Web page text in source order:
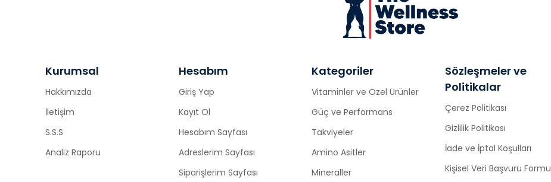
Kurumsal
Hakkımızda
İletişim
S.S.S
Analiz Raporu
Hesabım
Giriş Yap
Kayıt Ol
Hesabım Sayfası
Adreslerim Sayfası
Siparişlerim Sayfası
Kategoriler
Vitaminler ve Özel Ürünler
Güç ve Performans
Takviyeler
Amino Asitler
Mineraller
Sözleşmeler ve
Politikalar
Çerez Politikası
Gizlilik Politikası
İade ve İptal Koşulları
Kişisel Veri Başvuru Formu